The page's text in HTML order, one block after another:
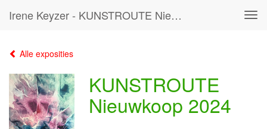
Irene Keyzer - KUNSTROUTE Nieuwkoop 2024
Alle exposities
KUNSTROUTE
Nieuwkoop 2024